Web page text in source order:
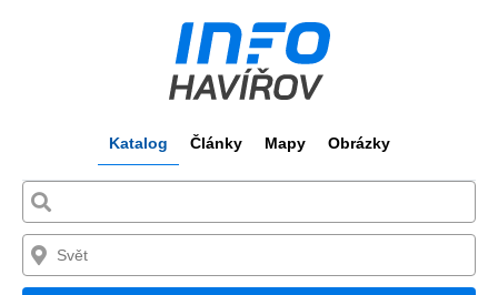
Katalog Články Mapy Obrázky